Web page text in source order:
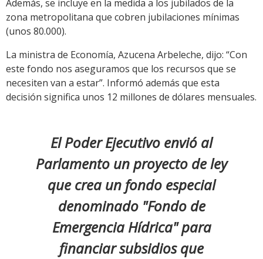
Además, se incluye en la medida a los jubilados de la
zona metropolitana que cobren jubilaciones mínimas
(unos 80.000).
La ministra de Economía, Azucena Arbeleche, dijo: “Con
este fondo nos aseguramos que los recursos que se
necesiten van a estar”. Informó además que esta
decisión significa unos 12 millones de dólares mensuales.
El Poder Ejecutivo envió al
Parlamento un proyecto de ley
que crea un fondo especial
denominado "Fondo de
Emergencia Hídrica" para
financiar subsidios que